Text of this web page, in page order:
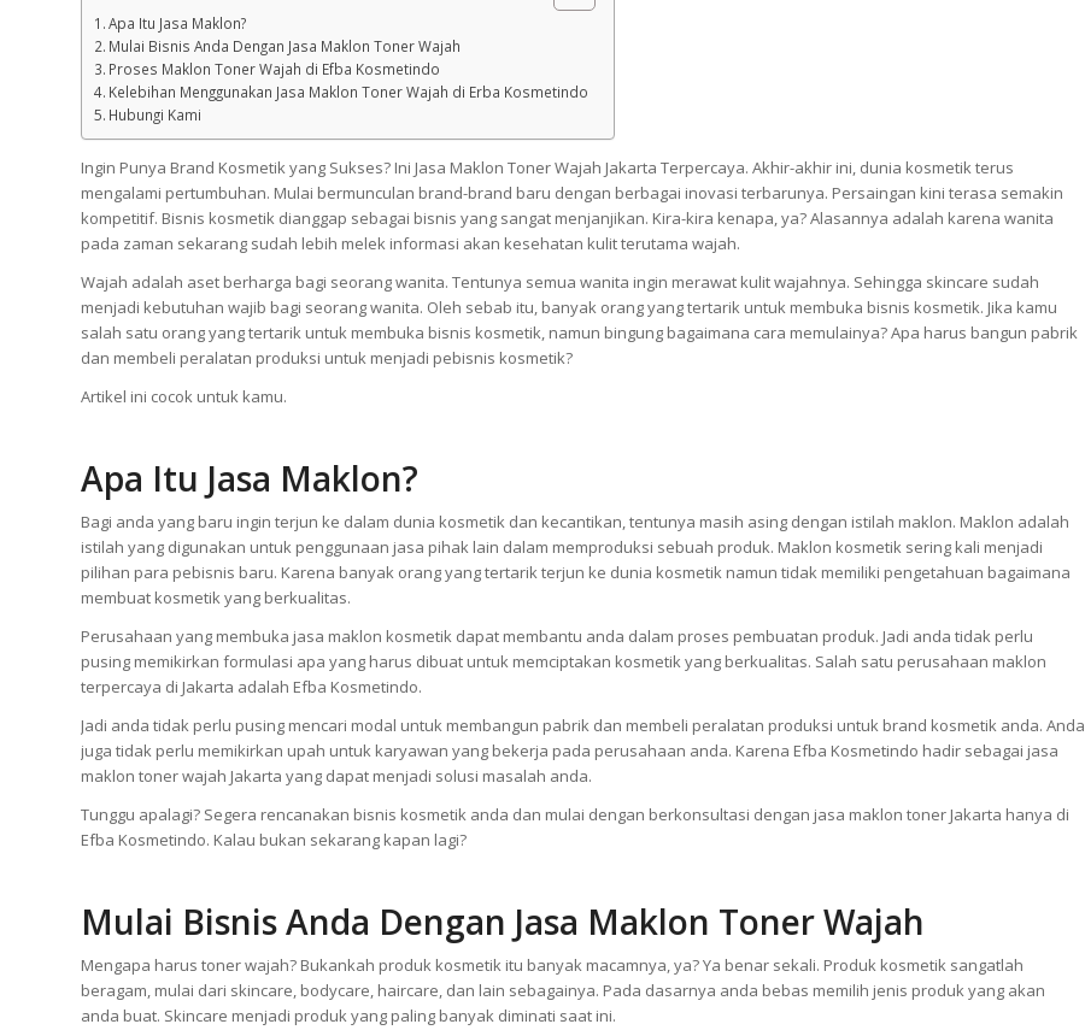
Apa Itu Jasa Maklon?
Mulai Bisnis Anda Dengan Jasa Maklon Toner Wajah
Proses Maklon Toner Wajah di Efba Kosmetindo
Kelebihan Menggunakan Jasa Maklon Toner Wajah di Erba Kosmetindo
Hubungi Kami
Ingin Punya Brand Kosmetik yang Sukses? Ini Jasa Maklon Toner Wajah Jakarta Terpercaya. Akhir-akhir ini, dunia kosmetik terus
mengalami pertumbuhan. Mulai bermunculan brand-brand baru dengan berbagai inovasi terbarunya. Persaingan kini terasa semakin
kompetitif. Bisnis kosmetik dianggap sebagai bisnis yang sangat menjanjikan. Kira-kira kenapa, ya? Alasannya adalah karena wanita
pada zaman sekarang sudah lebih melek informasi akan kesehatan kulit terutama wajah.
Wajah adalah aset berharga bagi seorang wanita. Tentunya semua wanita ingin merawat kulit wajahnya. Sehingga skincare sudah
menjadi kebutuhan wajib bagi seorang wanita. Oleh sebab itu, banyak orang yang tertarik untuk membuka bisnis kosmetik. Jika kamu
salah satu orang yang tertarik untuk membuka bisnis kosmetik, namun bingung bagaimana cara memulainya? Apa harus bangun pabrik
dan membeli peralatan produksi untuk menjadi pebisnis kosmetik?
Artikel ini cocok untuk kamu.
Apa Itu Jasa Maklon?
Bagi anda yang baru ingin terjun ke dalam dunia kosmetik dan kecantikan, tentunya masih asing dengan istilah maklon. Maklon adalah
istilah yang digunakan untuk penggunaan jasa pihak lain dalam memproduksi sebuah produk. Maklon kosmetik sering kali menjadi
pilihan para pebisnis baru. Karena banyak orang yang tertarik terjun ke dunia kosmetik namun tidak memiliki pengetahuan bagaimana
membuat kosmetik yang berkualitas.
Perusahaan yang membuka jasa maklon kosmetik dapat membantu anda dalam proses pembuatan produk. Jadi anda tidak perlu
pusing memikirkan formulasi apa yang harus dibuat untuk memciptakan kosmetik yang berkualitas. Salah satu perusahaan maklon
terpercaya di Jakarta adalah Efba Kosmetindo.
Jadi anda tidak perlu pusing mencari modal untuk membangun pabrik dan membeli peralatan produksi untuk brand kosmetik anda. Anda
juga tidak perlu memikirkan upah untuk karyawan yang bekerja pada perusahaan anda. Karena Efba Kosmetindo hadir sebagai jasa
maklon toner wajah Jakarta yang dapat menjadi solusi masalah anda.
Tunggu apalagi? Segera rencanakan bisnis kosmetik anda dan mulai dengan berkonsultasi dengan jasa maklon toner Jakarta hanya di
Efba Kosmetindo. Kalau bukan sekarang kapan lagi?
Mulai Bisnis Anda Dengan Jasa Maklon Toner Wajah
Mengapa harus toner wajah? Bukankah produk kosmetik itu banyak macamnya, ya? Ya benar sekali. Produk kosmetik sangatlah
beragam, mulai dari skincare, bodycare, haircare, dan lain sebagainya. Pada dasarnya anda bebas memilih jenis produk yang akan
anda buat. Skincare menjadi produk yang paling banyak diminati saat ini.